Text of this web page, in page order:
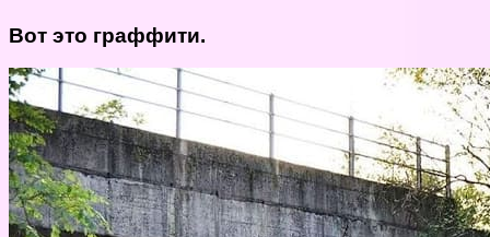
Вот это граффити.